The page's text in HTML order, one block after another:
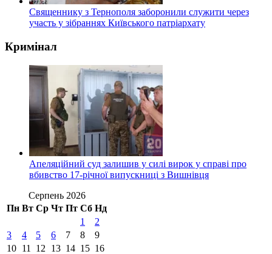
Священнику з Тернополя заборонили служити через
участь у зібраннях Київського патріархату
Кримінал
Апеляційний суд залишив у силі вирок у справі про
вбивство 17-річної випускниці з Вишнівця
Серпень 2026
Пн Вт Ср Чт Пт Сб Нд
1
2
3
4 5 6 7 8
9
10 11 12 13 14 15 16